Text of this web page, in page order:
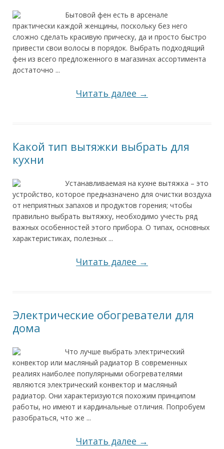
Бытовой фен есть в арсенале
практически каждой женщины, поскольку без него
сложно сделать красивую прическу, да и просто быстро
привести свои волосы в порядок. Выбрать подходящий
фен из всего предложенного в магазинах ассортимента
достаточно ...
Читать далее →
Какой тип вытяжки выбрать для
кухни
Устанавливаемая на кухне вытяжка – это
устройство, которое предназначено для очистки воздуха
от неприятных запахов и продуктов горения; чтобы
правильно выбрать вытяжку, необходимо учесть ряд
важных особенностей этого прибора. О типах, основных
характеристиках, полезных ...
Читать далее →
Электрические обогреватели для
дома
Что лучше выбрать электрический
конвектор или масляный радиатор В современных
реалиях наиболее популярными обогревателями
являются электрический конвектор и масляный
радиатор. Они характеризуются похожим принципом
работы, но имеют и кардинальные отличия. Попробуем
разобраться, что же ...
Читать далее →